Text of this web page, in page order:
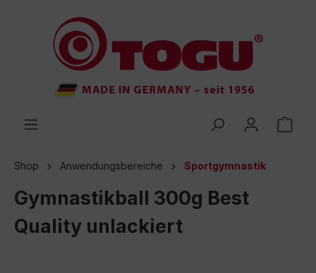
springen
Shop Anwendungsbereiche Sportgymnastik
Gymnastikball 300g Best
Quality unlackiert